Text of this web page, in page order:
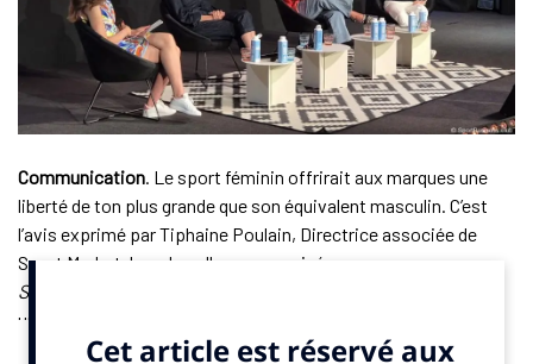
Communication. Le sport féminin offrirait aux marques une
liberté de ton plus grande que son équivalent masculin. C’est
l’avis exprimé par Tiphaine Poulain, Directrice associée de
Sport Market, lors du colloque organisé par
SportBusiness.Club
univers permet d’aborder autant la performance que des
thématiques sociétales. «Une marque peut y développer un